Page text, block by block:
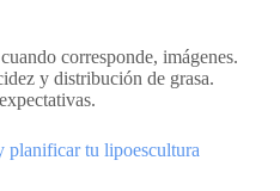
corresponde, imágenes.
y distribución de grasa.
planificar tu lipoescultura